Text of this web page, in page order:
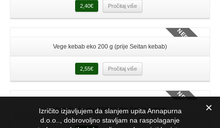
2,40€ Pročitaj više
NEDOSTUPNO
Vege kebab eko 200 g (prije Seitan kebab)
2,55€ Pročitaj više
NEDOSTUPNO
Vege šunka eko 100 g (prije Seitan šunka)
Izričito izjavljujem da slanjem upita Annapurna
d.o.o.., dobrovoljno stavljam na raspolaganje